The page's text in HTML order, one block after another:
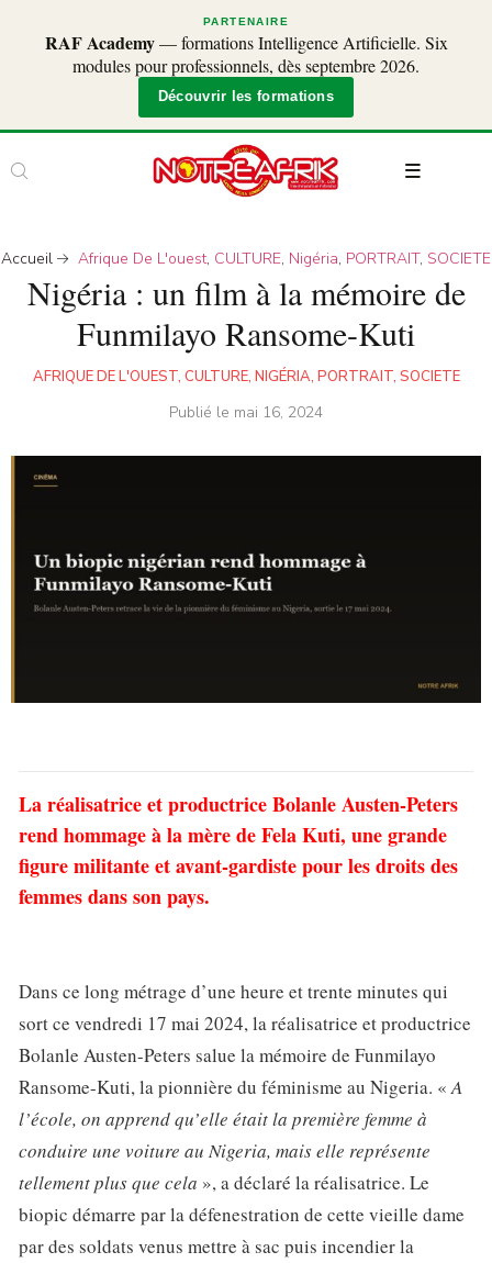
PARTENAIRE
RAF Academy— formations Intelligence Artificielle. Six
modules pour professionnels, dès septembre 2026.
Découvrir les formations
Accueil Afrique De L'ouest, CULTURE, Nigéria, PORTRAIT, SOCIETE
Nigéria : un film à la mémoire de
Funmilayo Ransome-Kuti
AFRIQUE DE L'OUEST, CULTURE, NIGÉRIA, PORTRAIT, SOCIETE
Publié le mai 16, 2024
La réalisatrice et productrice Bolanle Austen-Peters
rend hommage à la mère de Fela Kuti, une grande
figure militante et avant-gardiste pour les droits des
femmes dans son pays.
Dans ce long métrage d’une heure et trente minutes qui
sort ce vendredi 17 mai 2024, la réalisatrice et productrice
Bolanle Austen-Peters salue la mémoire de Funmilayo
Ransome-Kuti, la pionnière du féminisme au Nigeria. «A
l’école, on apprend qu’elle était la première femme à
conduire une voiture au Nigeria, mais elle représente
tellement plus que cela », a déclaré la réalisatrice. Le
biopic démarre par la défenestration de cette vieille dame
par des soldats venus mettre à sac puis incendier la